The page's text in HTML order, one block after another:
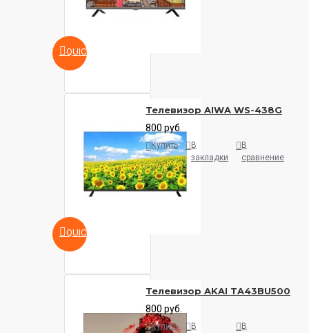
QUICKVIEW
QUICKVIEW
Телевизор AIWA WS-438G
800 руб.
Купить
В
закладки
В
сравнение
Телевизор AKAI TA43BU500
800 руб.
Купить
В
В